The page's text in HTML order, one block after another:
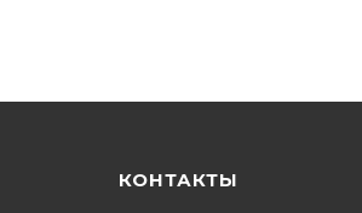
КОНТАКТЫ